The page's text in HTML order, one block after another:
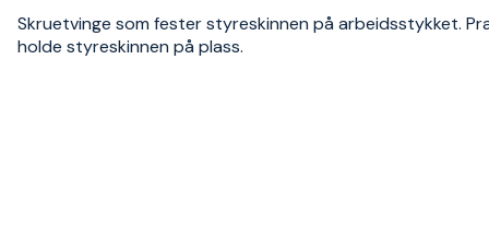
Skruetvinge som fester styreskinnen på arbeidsstykket.
holde styreskinnen på plass.